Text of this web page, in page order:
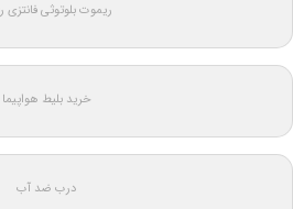
ریموت بلوتوثی فانتزی
خرید بلیط هواپیما
درب ضد آب